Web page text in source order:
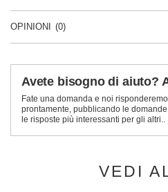
OPINIONI (0)
Avete bisogno di aiuto?
Fate una domanda e noi risponderemo
prontamente, pubblicando le domande
le risposte più interessanti per gli altri..
VEDI